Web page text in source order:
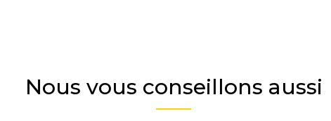
Nous vous conseillons aussi